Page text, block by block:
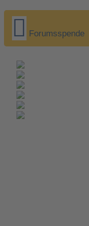
Forumsspende